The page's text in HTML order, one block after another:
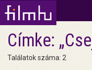
Címke:
Találatok száma: 2